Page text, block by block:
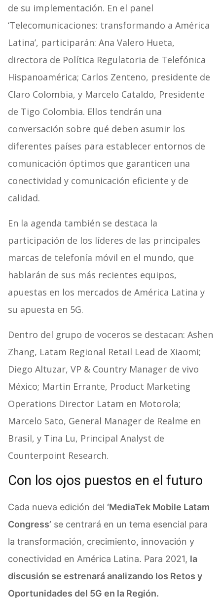
de su implementación. En el panel
‘Telecomunicaciones: transformando a América
Latina’, participarán: Ana Valero Hueta,
directora de Política Regulatoria de Telefónica
Hispanoamérica; Carlos Zenteno, presidente de
Claro Colombia, y Marcelo Cataldo, Presidente
de Tigo Colombia. Ellos tendrán una
conversación sobre qué deben asumir los
diferentes países para establecer entornos de
comunicación óptimos que garanticen una
conectividad y comunicación eficiente y de
calidad.
En la agenda también se destaca la
participación de los líderes de las principales
marcas de telefonía móvil en el mundo, que
hablarán de sus más recientes equipos,
apuestas en los mercados de América Latina y
su apuesta en 5G.
Dentro del grupo de voceros se destacan: Ashen
Zhang, Latam Regional Retail Lead de Xiaomi;
Diego Altuzar, VP & Country Manager de vivo
México; Martin Errante, Product Marketing
Operations Director Latam en Motorola;
Marcelo Sato, General Manager de Realme en
Brasil, y Tina Lu, Principal Analyst de
Counterpoint Research.
Con los ojos puestos en el futuro
Cada nueva edición del ‘MediaTek Mobile Latam
Congress’ se centrará en un tema esencial para
la transformación, crecimiento, innovación y
conectividad en América Latina. Para 2021, la
discusión se estrenará analizando los Retos y
Oportunidades del 5G en la Región.